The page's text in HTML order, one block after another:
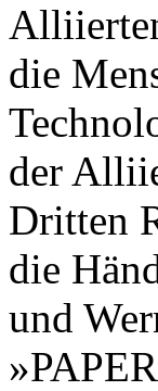
die
der
Dritten
die
und